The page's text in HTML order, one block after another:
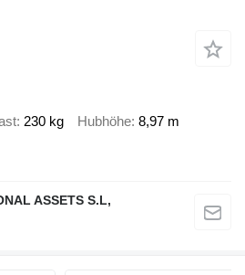
230 kg Hubhöhe 8,97 m
ASSETS S.L,